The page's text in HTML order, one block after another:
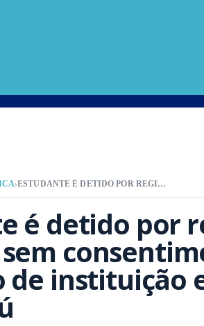
› ESTUDANTE É DETIDO POR REGISTRAR IMAGENS SEM CONSENTIMENTO EM BANHEIRO DE INSTITUIÇÃO EM BALNEÁRIO CAMBORIÚ
é detido por
de instituição